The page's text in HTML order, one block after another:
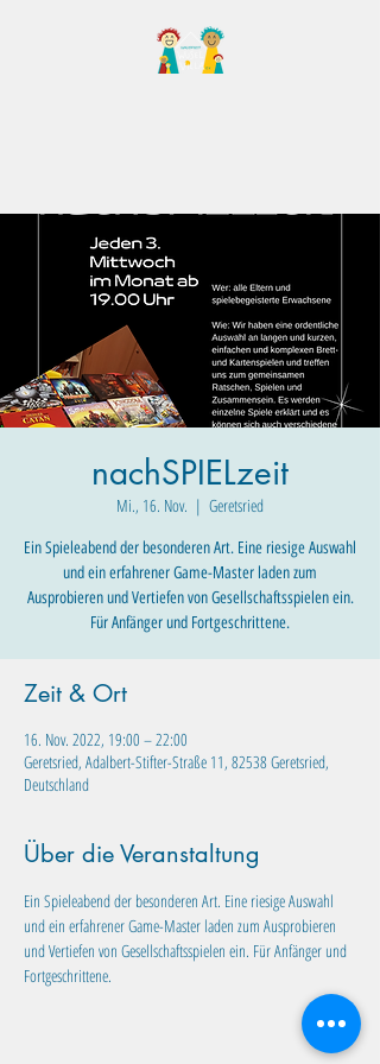
nachSPIELzeit
Mi., 16. Nov.
  |
Geretsried
Ein Spieleabend der besonderen Art. Eine riesige Auswahl
und ein erfahrener Game-Master laden zum
Ausprobieren und Vertiefen von Gesellschaftsspielen ein.
Für Anfänger und Fortgeschrittene.
Zeit & Ort
16. Nov. 2022, 19:00 – 22:00
Geretsried, Adalbert-Stifter-Straße 11, 82538 Geretsried,
Deutschland
Über die Veranstaltung
Ein Spieleabend der besonderen Art. Eine riesige Auswahl
und ein erfahrener Game-Master laden zum Ausprobieren
und Vertiefen von Gesellschaftsspielen ein. Für Anfänger und
Fortgeschrittene.